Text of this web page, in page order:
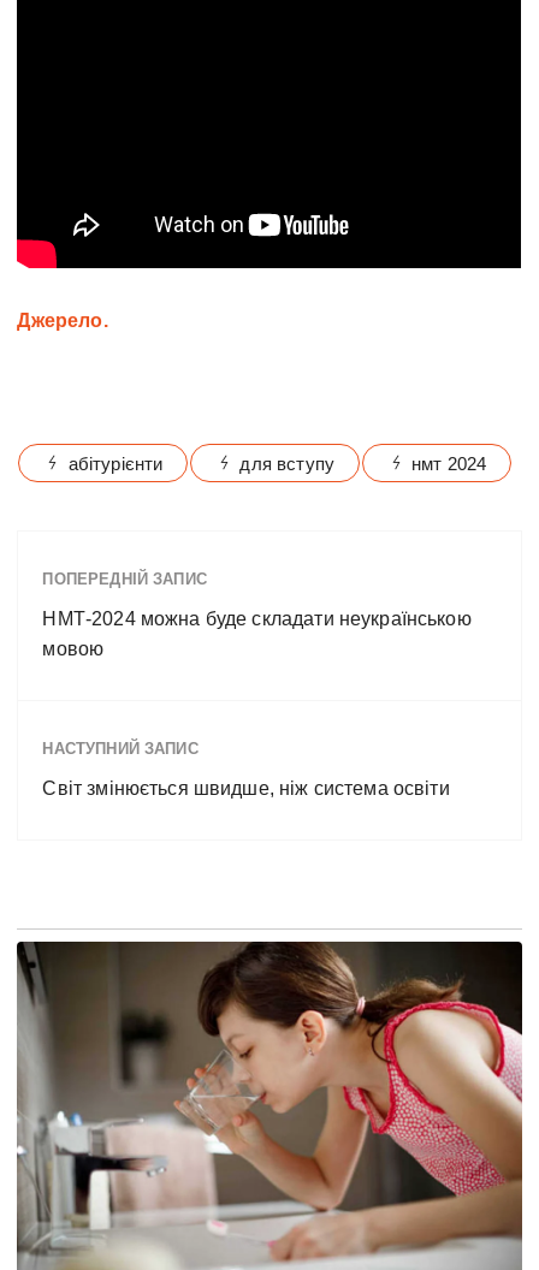
Джерело.
абітурієнти для вступу нмт 2024
ПОПЕРЕДНІЙ ЗАПИС
НМТ-2024 можна буде складати неукраїнською
мовою
НАСТУПНИЙ ЗАПИС
Світ змінюється швидше, ніж система освіти